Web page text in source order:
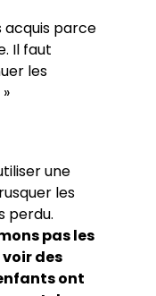
acquis parce
Il faut
les
une
les
perdu.
pas les
des
ont